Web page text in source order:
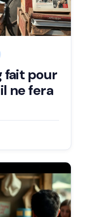
fait pour
ne fera